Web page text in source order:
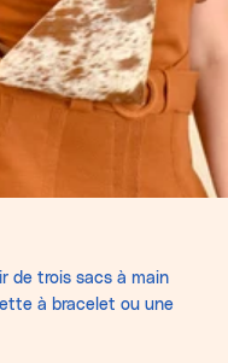
de trois sacs à main
à bracelet ou une